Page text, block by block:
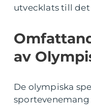
utvecklats till
av
De olympiska